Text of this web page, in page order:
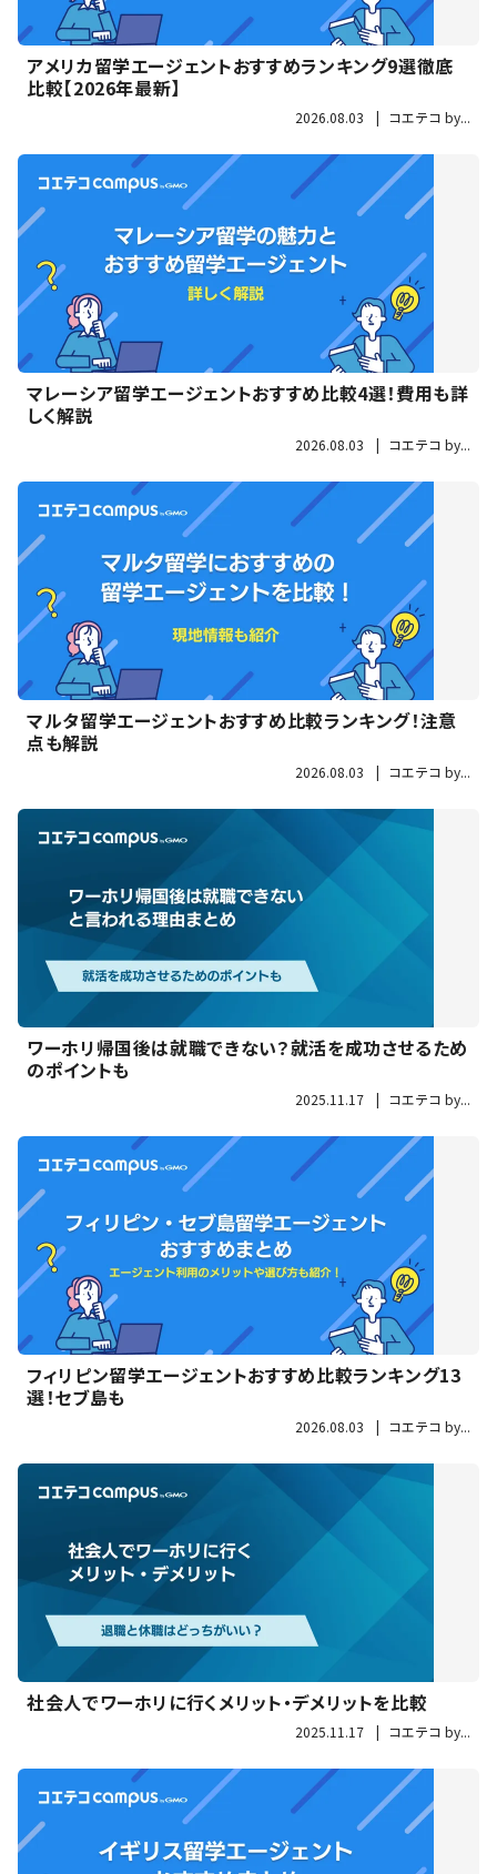
アメリカ留学エージェントおすすめランキング9選徹底
比較【2026年最新】
2026.08.03 コエテコ by...
マレーシア留学エージェントおすすめ比較4選！費用も詳
しく解説
2026.08.03 コエテコ by...
マルタ留学エージェントおすすめ比較ランキング！注意
点も解説
2026.08.03 コエテコ by...
ワーホリ帰国後は就職できない？就活を成功させるため
のポイントも
2025.11.17 コエテコ by...
フィリピン留学エージェントおすすめ比較ランキング13
選！セブ島も
2026.08.03 コエテコ by...
社会人でワーホリに行くメリット・デメリットを比較
2025.11.17 コエテコ by...